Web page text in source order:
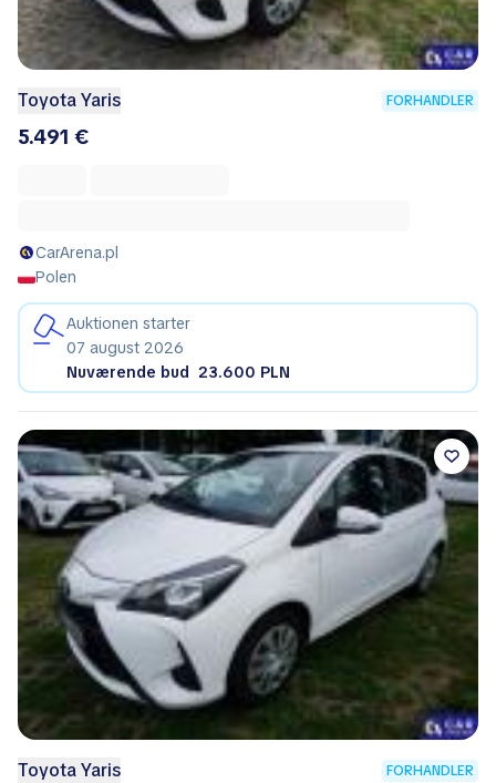
Toyota Yaris FORHANDLER
5.491 €
CarArena.pl
Polen
Auktionen starter
07 august 2026
Nuværende bud 23.600 PLN
Toyota Yaris FORHANDLER